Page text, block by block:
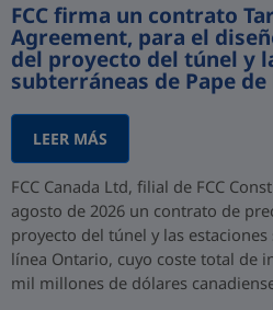
FCC firma un contrato
Agreement, para el
del proyecto del túnel y
subterráneas de Pape
LEER MÁS
FCC Canada Ltd, filial de FCC
agosto de 2026 un contrato de
proyecto del túnel y las
línea Ontario, cuyo coste total de
mil millones de dólares